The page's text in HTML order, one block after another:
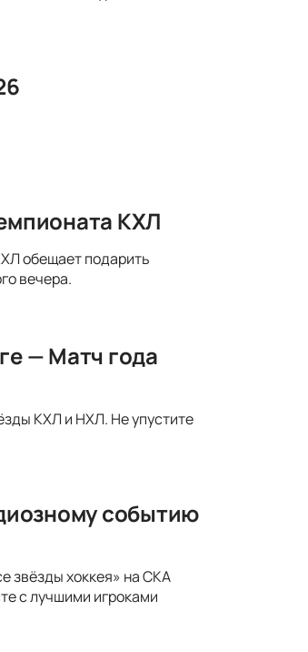
КХЛ
обещает подарить
вечера.
— Матч года
КХЛ и НХЛ. Не упустите
событию
звёзды хоккея» на СКА
с лучшими игроками